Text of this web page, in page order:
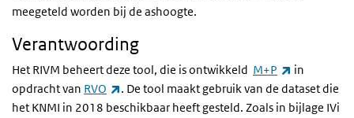
meegeteld worden bij de ashoogte.
Verantwoording
Het RIVM beheert deze tool, die is ontwikkeld M+P (externe
in
opdracht van RVO (externe link)
. De tool maakt gebruik van de dataset die
het KNMI in 2018 beschikbaar heeft gesteld. Zoals in bijlage IVi